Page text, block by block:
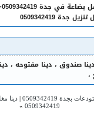
جدة 0509342419
دينا صندوق، دينا مفتوحه،
،
0509342419
|دينا
0509342419
»